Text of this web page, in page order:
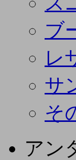
ブ
レ
サ
そ
アン